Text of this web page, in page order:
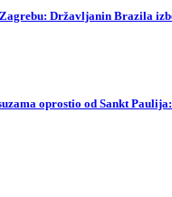
Državljanin Brazila
oprostio od Sankt